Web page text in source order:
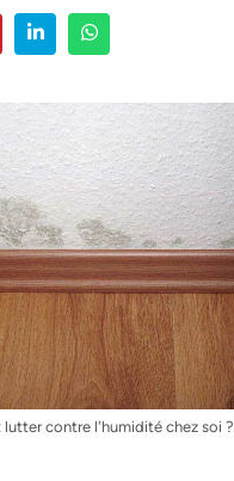
lutter contre l'humidité chez soi ?